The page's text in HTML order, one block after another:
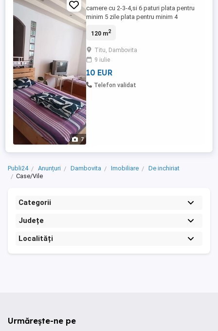
7
camere cu 2-3-4,si 6 paturi plata pentru
minim 5 zile plata pentru minim 4
curata de 2 ori pe saptamina plata se face
120 m2
Titu, Dambovita
9 iulie
10 EUR
Telefon validat
Publi24 Anunțuri Dambovita Imobiliare
De inchiriat
Case/Vile
Categorii
Județe
Localități
Urmărește-ne pe